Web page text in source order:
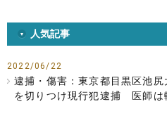
人気記事
2022/06/22
逮捕・傷害：東京都目黒区池
を切りつけ現行犯逮捕 医師は